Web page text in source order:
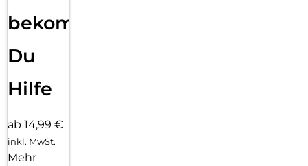
bekommst
Du
Hilfe
ab 14,99 €
inkl. MwSt.
Mehr